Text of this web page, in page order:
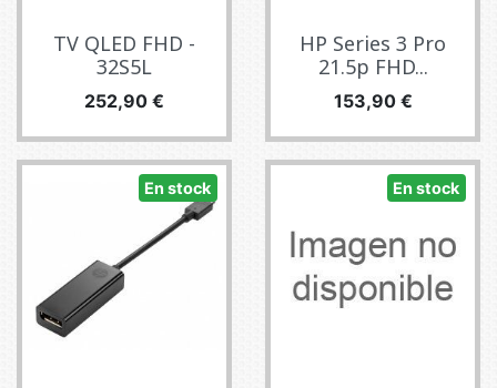
TV QLED FHD -
32S5L
Precio
252,90 €
HP Series 3 Pro
21.5p FHD...
Precio
153,90 €
En stock En stock